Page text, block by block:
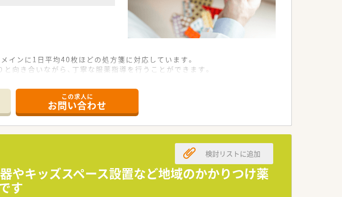
インに1日平均40枚ほどの処方箋に対応しています。
向き合いながら、丁寧な服薬指導を行うことができます。
成長を会社全体で後押しする活気ある社風が特徴的です。
がら風通しの良い組織作りを目指している成長企業です。
っているため、安定したキャリアを築くことが可能です。
、長期的な関わりの中で回復を見守れる大きな喜びがあります。
と共に自分自身もステップアップしていく実感を持てます。
両立させることができる点が、非常に大きな魅力と言えます。
この求人に
お問い合わせ
やキッズスペース設置など地域のかかりつけ薬
す
検討リストに追加